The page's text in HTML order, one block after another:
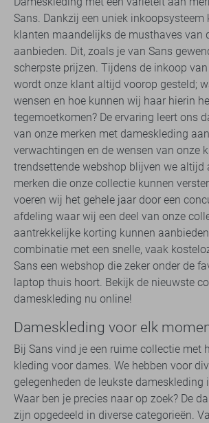
Sans. Dankzij een uniek inkoopsysteem
klanten maandelijks de musthaves van
aanbieden. Dit, zoals je van Sans
scherpste prijzen. Tijdens de inkoop
wordt onze klant altijd voorop gesteld;
wensen en hoe kunnen wij haar hierin
tegemoetkomen? De ervaring leert ons
van onze merken met dameskleding
verwachtingen en de wensen van onze
trendsettende webshop blijven we altijd
merken die onze collectie kunnen
voeren wij het gehele jaar door een
afdeling waar wij een deel van onze
aantrekkelijke korting kunnen
combinatie met een snelle, vaak
Sans een webshop die zeker onder de
laptop thuis hoort. Bekijk de nieuwste
dameskleding nu online!
Dameskleding voor elk
Bij Sans vind je een ruime collectie met
kleding voor dames. We hebben voor
gelegenheden de leukste dameskleding
Waar ben je precies naar op zoek? De
zijn opgedeeld in diverse categorieën.